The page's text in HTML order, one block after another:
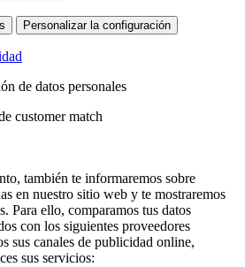
Personalizar la configuración
de datos personales
customer match
también te informaremos sobre
en nuestro sitio web y te mostraremos
Para ello, comparamos tus datos
con los siguientes proveedores
sus canales de publicidad online,
sus servicios: